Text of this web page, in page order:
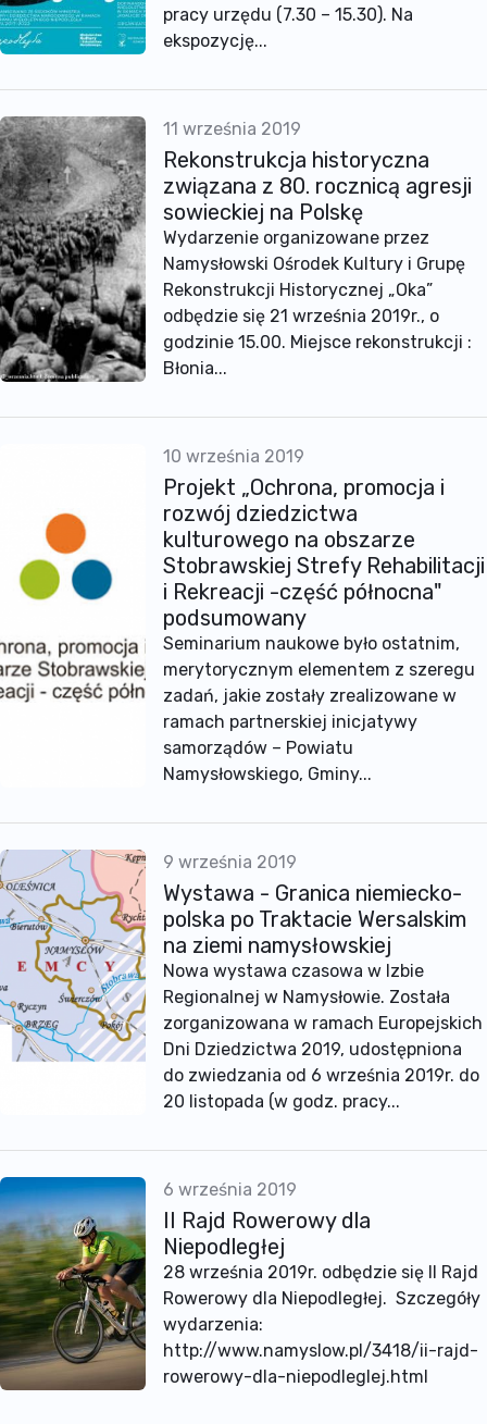
pracy urzędu (7.30 – 15.30). Na
ekspozycję...
11 września 2019
Rekonstrukcja historyczna
związana z 80. rocznicą agresji
sowieckiej na Polskę
Wydarzenie organizowane przez
Namysłowski Ośrodek Kultury i Grupę
Rekonstrukcji Historycznej „Oka”
odbędzie się 21 września 2019r., o
godzinie 15.00. Miejsce rekonstrukcji :
Błonia...
10 września 2019
Projekt „Ochrona, promocja i
rozwój dziedzictwa
kulturowego na obszarze
Stobrawskiej Strefy Rehabilitacji
i Rekreacji -część północna"
podsumowany
Seminarium naukowe było ostatnim,
merytorycznym elementem z szeregu
zadań, jakie zostały zrealizowane w
ramach partnerskiej inicjatywy
samorządów – Powiatu
Namysłowskiego, Gminy...
9 września 2019
Wystawa - Granica niemiecko-
polska po Traktacie Wersalskim
na ziemi namysłowskiej
Nowa wystawa czasowa w Izbie
Regionalnej w Namysłowie. Została
zorganizowana w ramach Europejskich
Dni Dziedzictwa 2019, udostępniona
do zwiedzania od 6 września 2019r. do
20 listopada (w godz. pracy...
6 września 2019
II Rajd Rowerowy dla
Niepodległej
28 września 2019r. odbędzie się II Rajd
Rowerowy dla Niepodległej. Szczegóły
wydarzenia:
http://www.namyslow.pl/3418/ii-rajd-
rowerowy-dla-niepodleglej.html